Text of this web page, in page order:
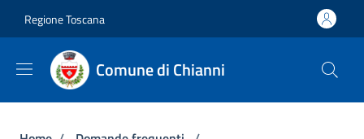
Regione Toscana
Comune di Chianni